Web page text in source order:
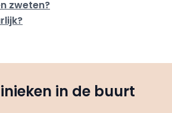
zweten?
in de buurt